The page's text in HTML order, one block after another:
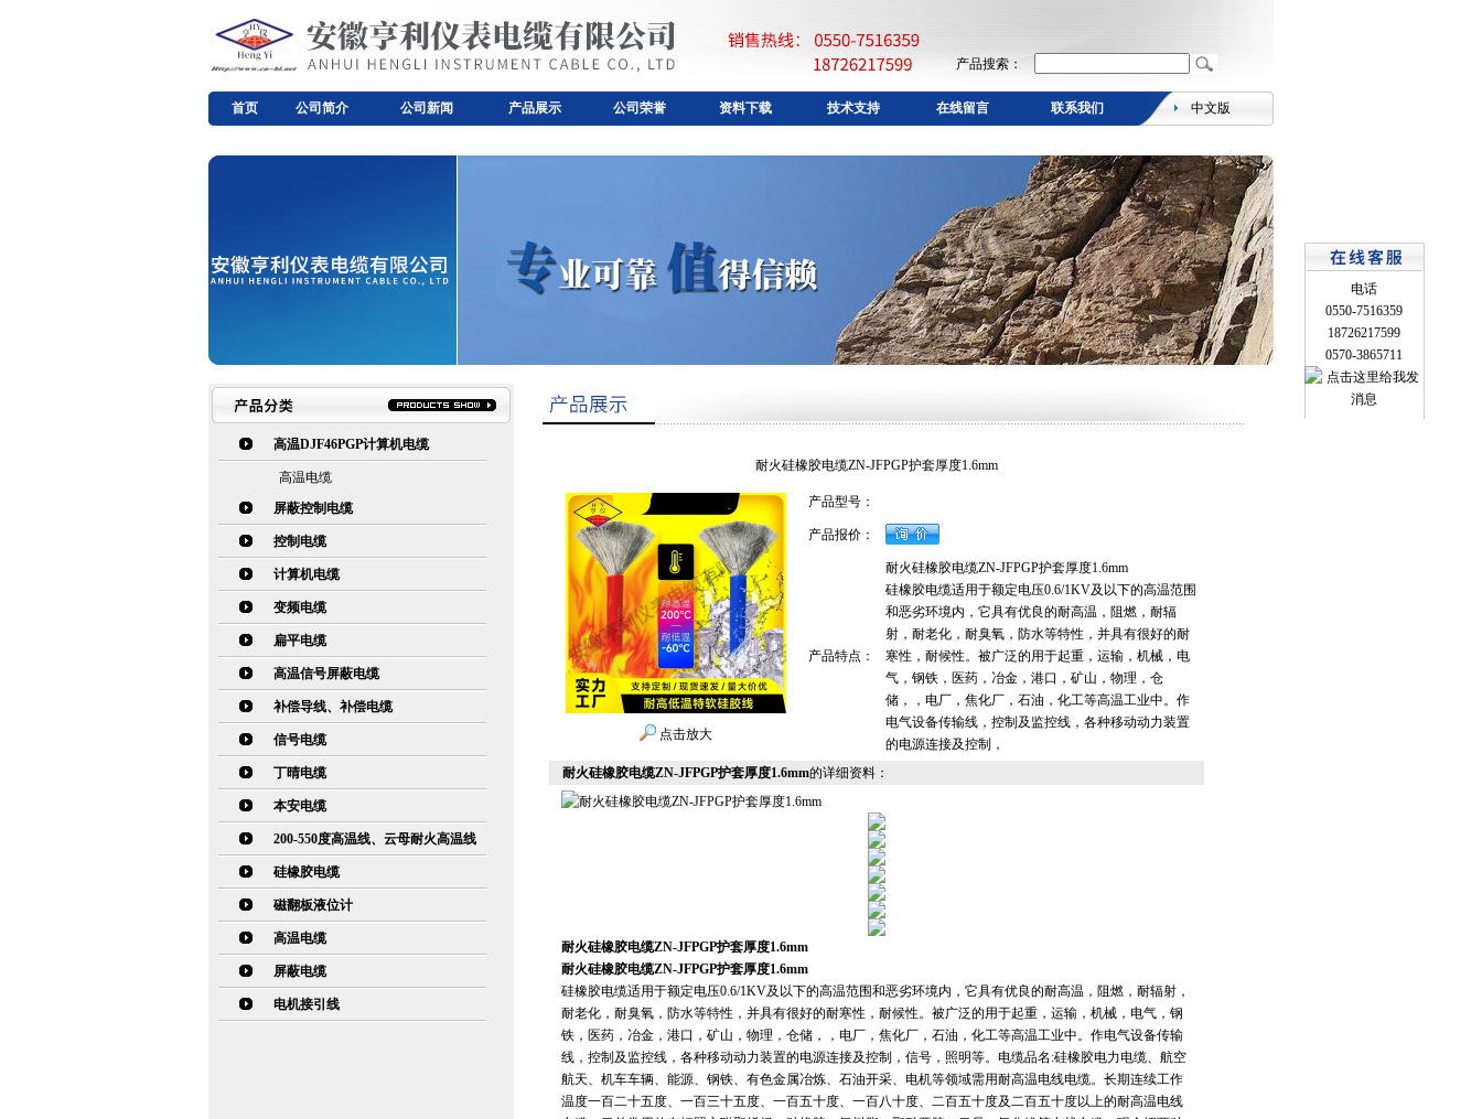
产品搜索：
首页 公司简介 公司新闻 产品展示 公司荣誉 资料下载 技术支持 在线留言 联系我们 中文版
高温DJF46PGP计算机电缆
高温电缆
屏蔽控制电缆
控制电缆
计算机电缆
变频电缆
扁平电缆
高温信号屏蔽电缆
补偿导线、补偿电缆
信号电缆
丁晴电缆
本安电缆
200-550度高温线、云母耐火高温线
硅橡胶电缆
磁翻板液位计
高温电缆
屏蔽电缆
电机接引线
耐火硅橡胶电缆ZN-JFPGP护套厚度1.6mm
点击放大
产品型号：
产品报价：
产品特点：
耐火硅橡胶电缆ZN-JFPGP护套厚度1.6mm
硅橡胶电缆适用于额定电压0.6/1KV及以下的高温范围
和恶劣环境内，它具有优良的耐高温，阻燃，耐辐
射，耐老化，耐臭氧，防水等特性，并具有很好的耐
寒性，耐候性。被广泛的用于起重，运输，机械，电
气，钢铁，医药，冶金，港口，矿山，物理，仓
储，，电厂，焦化厂，石油，化工等高温工业中。作
电气设备传输线，控制及监控线，各种移动动力装置
的电源连接及控制，
耐火硅橡胶电缆ZN-JFPGP护套厚度1.6mm的详细资料：
耐火硅橡胶电缆ZN-JFPGP护套厚度1.6mm
耐火硅橡胶电缆ZN-JFPGP护套厚度1.6mm
硅橡胶电缆适用于额定电压0.6/1KV及以下的高温范围和恶劣环境内，它具有优良的耐高温，阻燃，耐辐射，
耐老化，耐臭氧，防水等特性，并具有很好的耐寒性，耐候性。被广泛的用于起重，运输，机械，电气，钢
铁，医药，冶金，港口，矿山，物理，仓储，，电厂，焦化厂，石油，化工等高温工业中。作电气设备传输
线，控制及监控线，各种移动动力装置的电源连接及控制，信号，照明等。电缆品名:硅橡胶电力电缆、航空
航天、机车车辆、能源、钢铁、有色金属冶炼、石油开采、电机等领域需用耐高温电线电缆。长期连续工作
温度一百二十五度、一百三十五度、一百五十度、一百八十度、二百五十度及二百五十度以上的耐高温电线
电话
0550-7516359
18726217599
0570-3865711